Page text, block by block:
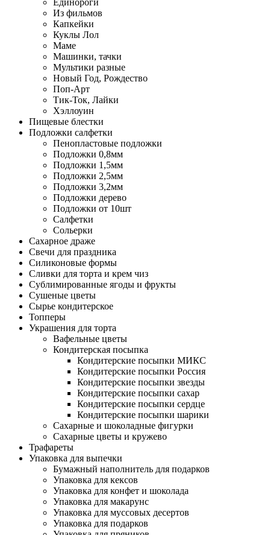
Единороги
Из фильмов
Капкейки
Куклы Лол
Маме
Машинки, тачки
Мультики разные
Новый Год, Рождество
Поп-Арт
Тик-Ток, Лайки
Хэллоуин
Пищевые блестки
Подложки салфетки
Пенопластовые подложки
Подложки 0,8мм
Подложки 1,5мм
Подложки 2,5мм
Подложки 3,2мм
Подложки дерево
Подложки от 10шт
Салфетки
Сольерки
Сахарное драже
Свечи для праздника
Силиконовые формы
Сливки для торта и крем чиз
Сублимированные ягоды и фрукты
Сушеные цветы
Сырье кондитерское
Топперы
Украшения для торта
Вафельные цветы
Кондитерская посыпка
Кондитерские посыпки МИКС
Кондитерские посыпки Россия
Кондитерские посыпки звезды
Кондитерские посыпки сахар
Кондитерские посыпки сердце
Кондитерские посыпки шарики
Сахарные и шоколадные фигурки
Сахарные цветы и кружево
Трафареты
Упаковка для выпечки
Бумажный наполнитель для подарков
Упаковка для кексов
Упаковка для конфет и шоколада
Упаковка для макарунс
Упаковка для муссовых десертов
Упаковка для подарков